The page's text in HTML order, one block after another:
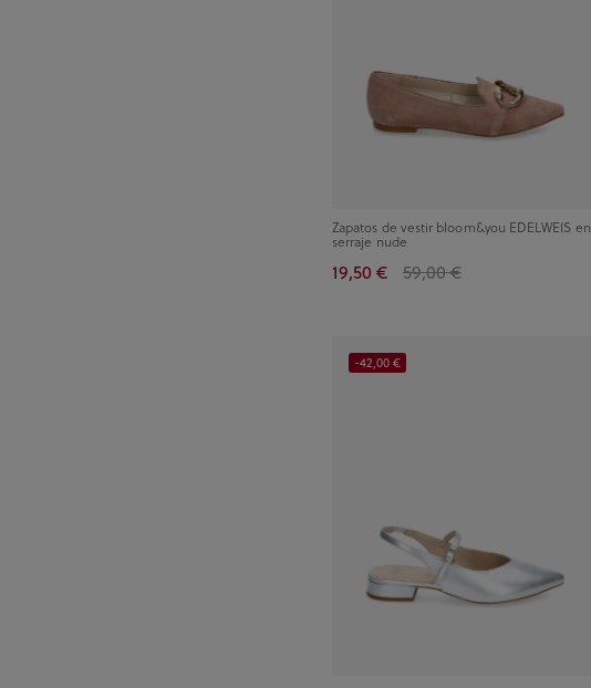
Zapatos de vestir bloom&you EDELWEIS en
serraje nude
19,50 € 59,00 €
-42,00 €